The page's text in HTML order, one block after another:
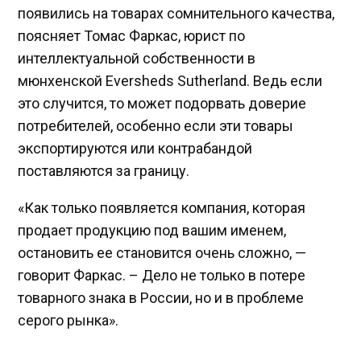
появились на товарах сомнительного качества,
поясняет Томас Фаркас, юрист по
интеллектуальной собственности в
мюнхенской Eversheds Sutherland. Ведь если
это случится, то может подорвать доверие
потребителей, особенно если эти товары
экспортируются или контрабандой
поставляются за границу.
«Как только появляется компания, которая
продает продукцию под вашим именем,
остановить ее становится очень сложно, —
говорит Фаркас. – Дело не только в потере
товарного знака в России, но и в проблеме
серого рынка».